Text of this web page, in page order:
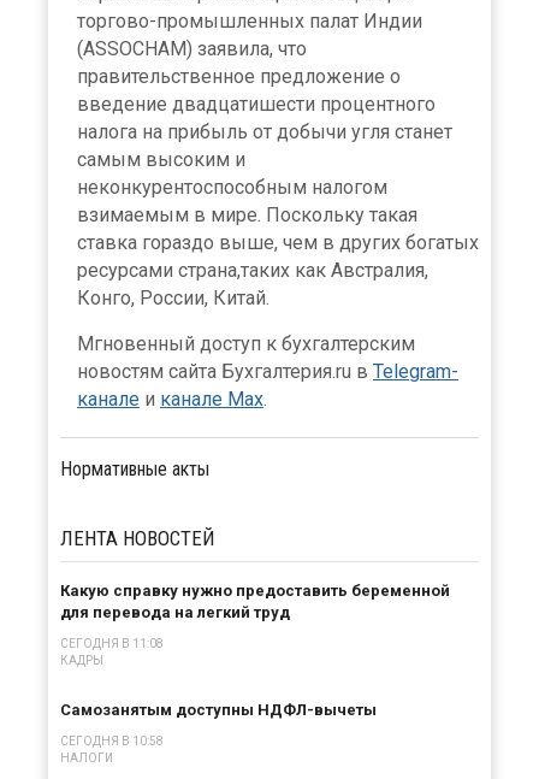
торгово-промышленных палат Индии
(ASSOCHAM) заявила, что
правительственное предложение о
введение двадцатишести процентного
налога на прибыль от добычи угля станет
самым высоким и
неконкурентоспособным налогом
взимаемым в мире. Поскольку такая
ставка гораздо выше, чем в других богатых
ресурсами страна,таких как Австралия,
Конго, России, Китай.
Мгновенный доступ к бухгалтерским
новостям сайта Бухгалтерия.ru в Telegram-
канале и канале Max.
Нормативные акты
ЛЕНТА НОВОСТЕЙ
Какую справку нужно предоставить беременной
для перевода на легкий труд
СЕГОДНЯ В 11:08
КАДРЫ
Самозанятым доступны НДФЛ-вычеты
СЕГОДНЯ В 10:58
НАЛОГИ